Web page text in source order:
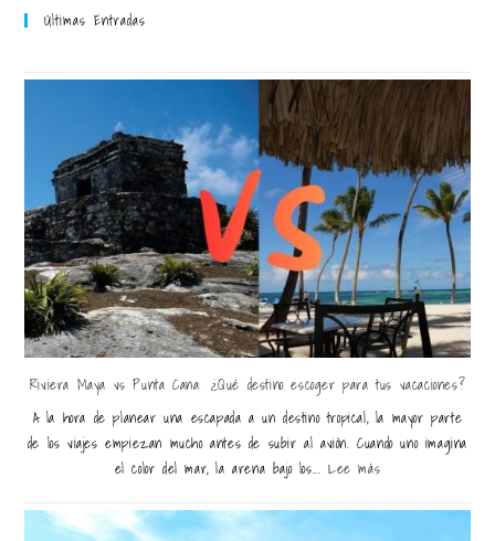
Últimas Entradas
Riviera Maya vs Punta Cana: ¿Qué destino escoger para tus vacaciones?
A la hora de planear una escapada a un destino tropical, la mayor parte
de los viajes empiezan mucho antes de subir al avión. Cuando uno imagina
el color del mar, la arena bajo los...Lee más